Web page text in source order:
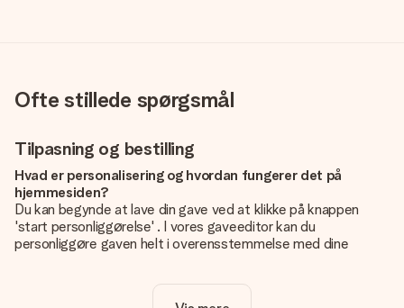
Ofte stillede spørgsmål
Tilpasning og bestilling
Hvad er personalisering og hvordan fungerer det på
hjemmesiden?
Du kan begynde at lave din gave ved at klikke på knappen
'start personliggørelse' . I vores gaveeditor kan du
personliggøre gaven helt i overensstemmelse med dine